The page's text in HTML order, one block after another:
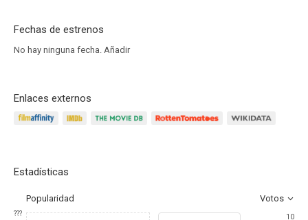
Fechas de estrenos
No hay ninguna fecha. Añadir
Enlaces externos
Estadísticas
Popularidad Votos
???
10